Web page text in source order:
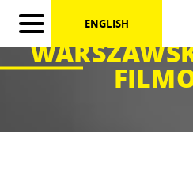
ENGLISH